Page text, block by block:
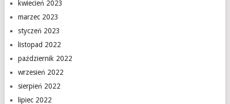
kwiecień 2023
marzec 2023
styczeń 2023
listopad 2022
październik 2022
wrzesień 2022
sierpień 2022
lipiec 2022